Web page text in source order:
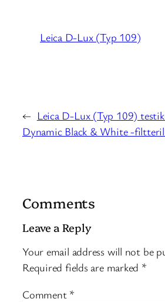
Leica D-Lux (Typ 109)
← Leica D-Lux (Typ 109)
Dynamic Black & White -
Comments
Leave a Reply
Your email address will not be
Required fields are marked *
Comment *